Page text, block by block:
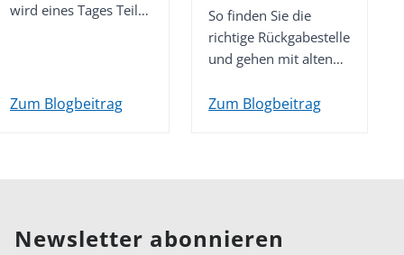
wird eines Tages Teil
es...
Zum Blogbeitrag
So finden Sie die
richtige Rückgabestelle
und gehen mit alten
Lithium-Batterien
Zum Blogbeitrag
Newsletter abonnieren